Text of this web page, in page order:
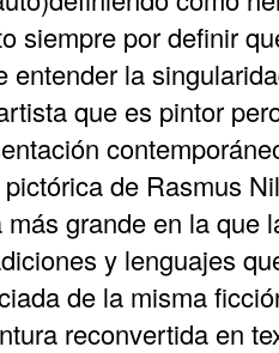
siempre por definir
entender la
que es pintor
de Rasmus
grande en la que
y lenguajes
de la misma
reconvertida en